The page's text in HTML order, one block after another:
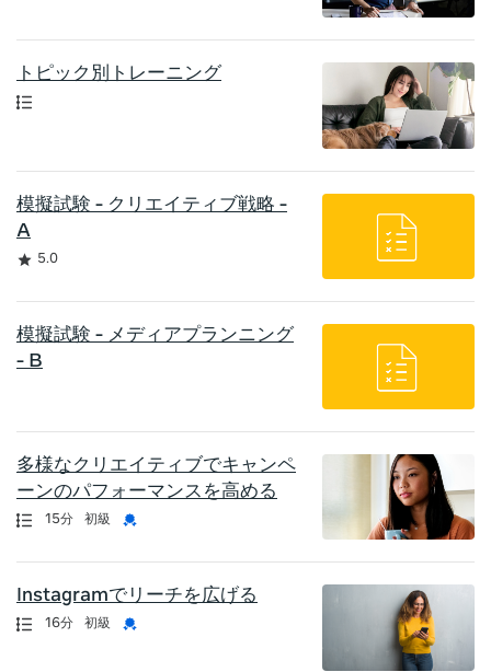
トピック別トレーニング
認定資格
模擬試験 - クリエイティブ戦略 -
A
評価5.0
模擬試験 - メディアプランニング
- B
多様なクリエイティブでキャンペ
ーンのパフォーマンスを高める
認定資格
長さ 15分 初級
資格証明書
Instagramでリーチを広げる
認定資格
長さ 16分 初級
資格証明書